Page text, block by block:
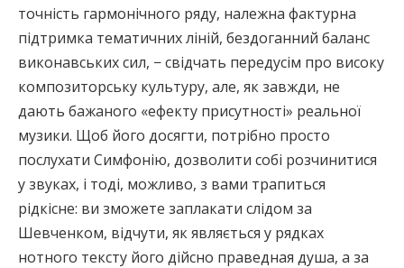
точність гармонічного ряду, належна фактурна
підтримка тематичних ліній, бездоганний баланс
виконавських сил, − свідчать передусім про високу
композиторську культуру, але, як завжди, не
дають бажаного «ефекту присутності» реальної
музики. Щоб його досягти, потрібно просто
послухати Симфонію, дозволити собі розчинитися
у звуках, і тоді, можливо, з вами трапиться
рідкісне: ви зможете заплакати слідом за
Шевченком, відчути, як являється у рядках
нотного тексту його дійсно праведная душа, а за